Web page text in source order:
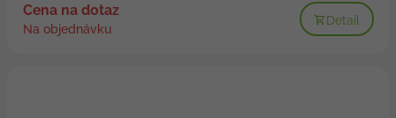
Cena na dotaz
Na objednávku
Detail